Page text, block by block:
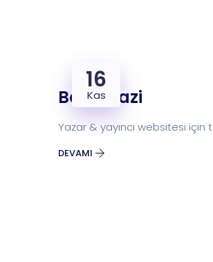
16
Kas
Bookarazi
Yazar & yayıncı websitesi
DEVAMI